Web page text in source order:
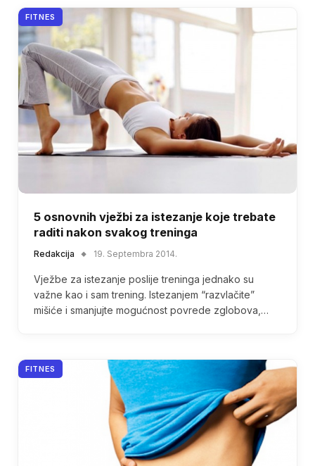
FITNES
5 osnovnih vježbi za istezanje koje trebate
raditi nakon svakog treninga
Redakcija 19. Septembra 2014.
Vježbe za istezanje poslije treninga jednako su
važne kao i sam trening. Istezanjem “razvlačite”
mišiće i smanjujte mogućnost povrede zglobova,…
FITNES